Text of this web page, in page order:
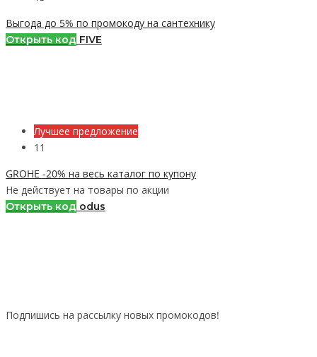
Выгода до 5% по промокоду на сантехнику
Открыть код FIVE
Лучшее предложение
11
GROHE -20% на весь каталог по купону
Не действует на товары по акции
Открыть код odus
Подпишись на рассылку новых промокодов!